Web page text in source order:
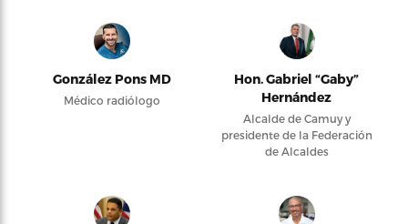
González Pons MD
Médico radiólogo
Hon. Gabriel “Gaby”
Hernández
Alcalde de Camuy y
presidente de la Federación
de Alcaldes